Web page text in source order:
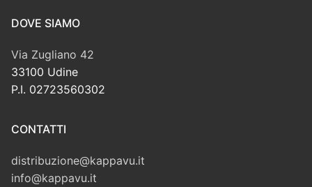
DOVE SIAMO
Via Zugliano 42
33100 Udine
P.I. 02723560302
CONTATTI
distribuzione@kappavu.it
info@kappavu.it